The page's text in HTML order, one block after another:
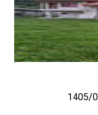
ماسال
1405/